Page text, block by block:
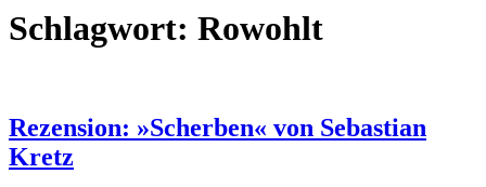
Schlagwort: Rowohlt
Rezension: »Scherben« von Sebastian
Kretz